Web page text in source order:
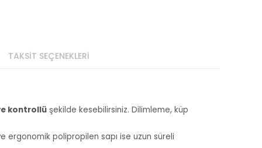
TAKSİT SEÇENEKLERİ
kontrollü şekilde kesebilirsiniz. Dilimleme, küp
ergonomik polipropilen sapı ise uzun süreli